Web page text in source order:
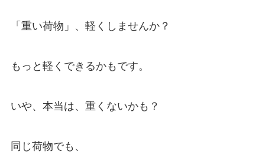
「重い荷物」、軽くしませんか？
もっと軽くできるかもです。
いや、本当は、重くないかも？
同じ荷物でも、